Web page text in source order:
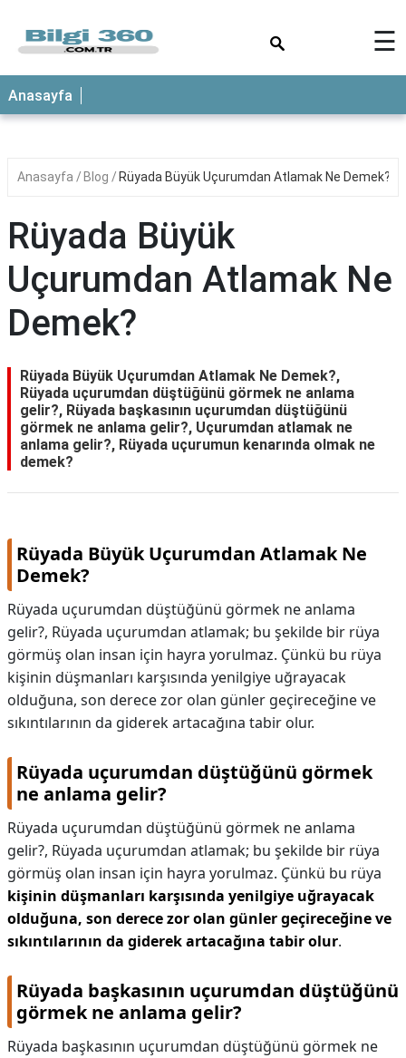
ANASAYFA
☰
Anasayfa
Anasayfa Blog Rüyada Büyük Uçurumdan Atlamak Ne Demek?
Rüyada Büyük
Uçurumdan Atlamak Ne
Demek?
Rüyada Büyük Uçurumdan Atlamak Ne Demek?,
Rüyada uçurumdan düştüğünü görmek ne anlama
gelir?, Rüyada başkasının uçurumdan düştüğünü
görmek ne anlama gelir?, Uçurumdan atlamak ne
anlama gelir?, Rüyada uçurumun kenarında olmak ne
demek?
Rüyada Büyük Uçurumdan Atlamak Ne
Demek?
Rüyada uçurumdan düştüğünü görmek ne anlama
gelir?, Rüyada uçurumdan atlamak; bu şekilde bir rüya
görmüş olan insan için hayra yorulmaz. Çünkü bu rüya
kişinin düşmanları karşısında yenilgiye uğrayacak
olduğuna, son derece zor olan günler geçireceğine ve
sıkıntılarının da giderek artacağına tabir olur.
Rüyada uçurumdan düştüğünü görmek
ne anlama gelir?
Rüyada uçurumdan düştüğünü görmek ne anlama
gelir?, Rüyada uçurumdan atlamak; bu şekilde bir rüya
görmüş olan insan için hayra yorulmaz. Çünkü bu rüya
kişinin düşmanları karşısında yenilgiye uğrayacak
olduğuna, son derece zor olan günler geçireceğine ve
sıkıntılarının da giderek artacağına tabir olur.
Rüyada başkasının uçurumdan düştüğünü
görmek ne anlama gelir?
Rüyada başkasının uçurumdan düştüğünü görmek ne